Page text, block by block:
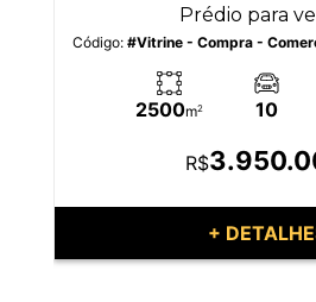
Prédio para
Código: #Vitrine - Compra -
2500m2 10
R$
+